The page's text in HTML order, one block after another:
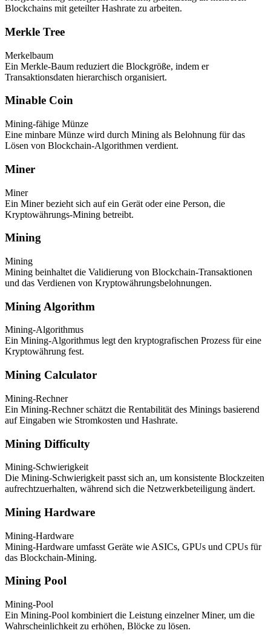
Blockchains mit geteilter Hashrate zu arbeiten.
Merkle Tree
Merkelbaum
Ein Merkle-Baum reduziert die Blockgröße, indem er
Transaktionsdaten hierarchisch organisiert.
Minable Coin
Mining-fähige Münze
Eine minbare Münze wird durch Mining als Belohnung für das
Lösen von Blockchain-Algorithmen verdient.
Miner
Miner
Ein Miner bezieht sich auf ein Gerät oder eine Person, die
Kryptowährungs-Mining betreibt.
Mining
Mining
Mining beinhaltet die Validierung von Blockchain-Transaktionen
und das Verdienen von Kryptowährungsbelohnungen.
Mining Algorithm
Mining-Algorithmus
Ein Mining-Algorithmus legt den kryptografischen Prozess für eine
Kryptowährung fest.
Mining Calculator
Mining-Rechner
Ein Mining-Rechner schätzt die Rentabilität des Minings basierend
auf Eingaben wie Stromkosten und Hashrate.
Mining Difficulty
Mining-Schwierigkeit
Die Mining-Schwierigkeit passt sich an, um konsistente Blockzeiten
aufrechtzuerhalten, während sich die Netzwerkbeteiligung ändert.
Mining Hardware
Mining-Hardware
Mining-Hardware umfasst Geräte wie ASICs, GPUs und CPUs für
das Blockchain-Mining.
Mining Pool
Mining-Pool
Ein Mining-Pool kombiniert die Leistung einzelner Miner, um die
Wahrscheinlichkeit zu erhöhen, Blöcke zu lösen.